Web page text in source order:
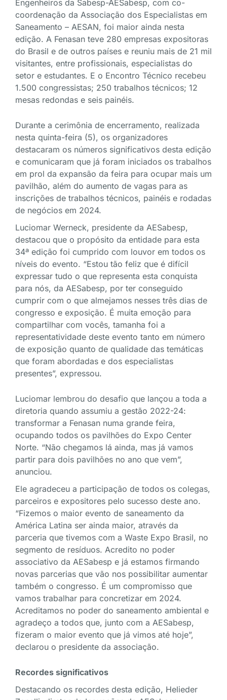
Engenheiros da Sabesp-AESabesp, com co-
coordenação da Associação dos Especialistas em
Saneamento – AESAN, foi maior ainda nesta
edição. A Fenasan teve 280 empresas expositoras
do Brasil e de outros países e reuniu mais de 21 mil
visitantes, entre profissionais, especialistas do
setor e estudantes. E o Encontro Técnico recebeu
1.500 congressistas; 250 trabalhos técnicos; 12
mesas redondas e seis painéis.
Durante a cerimônia de encerramento, realizada
nesta quinta-feira (5), os organizadores
destacaram os números significativos desta edição
e comunicaram que já foram iniciados os trabalhos
em prol da expansão da feira para ocupar mais um
pavilhão, além do aumento de vagas para as
inscrições de trabalhos técnicos, painéis e rodadas
de negócios em 2024.
Luciomar Werneck, presidente da AESabesp,
destacou que o propósito da entidade para esta
34ª edição foi cumprido com louvor em todos os
níveis do evento. “Estou tão feliz que é difícil
expressar tudo o que representa esta conquista
para nós, da AESabesp, por ter conseguido
cumprir com o que almejamos nesses três dias de
congresso e exposição. É muita emoção para
compartilhar com vocês, tamanha foi a
representatividade deste evento tanto em número
de exposição quanto de qualidade das temáticas
que foram abordadas e dos especialistas
presentes”, expressou.
Luciomar lembrou do desafio que lançou a toda a
diretoria quando assumiu a gestão 2022-24:
transformar a Fenasan numa grande feira,
ocupando todos os pavilhões do Expo Center
Norte. “Não chegamos lá ainda, mas já vamos
partir para dois pavilhões no ano que vem”,
anunciou.
Ele agradeceu a participação de todos os colegas,
parceiros e expositores pelo sucesso deste ano.
“Fizemos o maior evento de saneamento da
América Latina ser ainda maior, através da
parceria que tivemos com a Waste Expo Brasil, no
segmento de resíduos. Acredito no poder
associativo da AESabesp e já estamos firmando
novas parcerias que vão nos possibilitar aumentar
também o congresso. É um compromisso que
vamos trabalhar para concretizar em 2024.
Acreditamos no poder do saneamento ambiental e
agradeço a todos que, junto com a AESabesp,
fizeram o maior evento que já vimos até hoje”,
declarou o presidente da associação.
Recordes significativos
Destacando os recordes desta edição, Helieder